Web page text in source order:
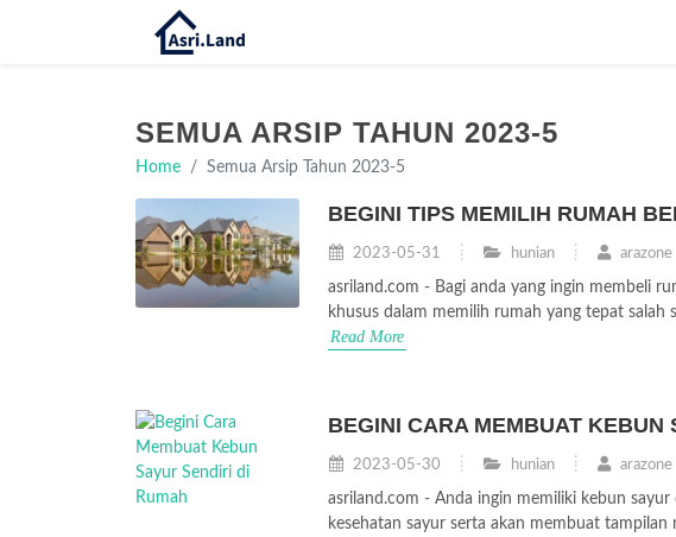
SEMUA ARSIP TAHUN 2023-5
Home Semua Arsip Tahun 2023-5
BEGINI TIPS MEMILIH RUMAH
2023-05-31 hunian arazone
asriland.com - Bagi anda yang ingin membeli
khusus dalam memilih rumah yang tepat salah
Read More
BEGINI CARA MEMBUAT KEBUN
2023-05-30 hunian arazone
asriland.com - Anda ingin memiliki kebun
kesehatan sayur serta akan membuat